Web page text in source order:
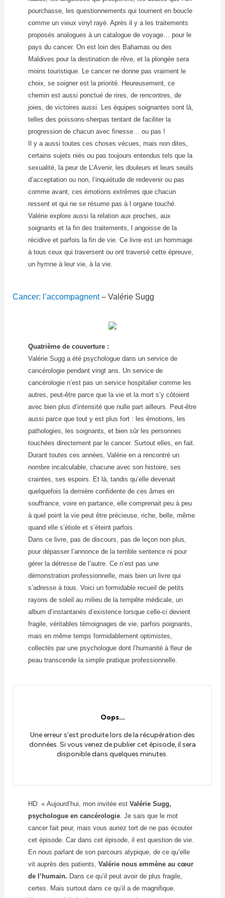
pourchasse, les questionnements qui tournent en boucle
comme un vieux vinyl rayé. Après il y a les traitements
proposés analogues à un catalogue de voyage… pour le
pays du cancer. On est loin des Bahamas ou des
Maldives pour la destination de rêve, et la plongée sera
moins touristique. Le cancer ne donne pas vraiment le
choix, se soigner est la priorité. Heureusement, ce
chemin est aussi ponctué de rires, de rencontres, de
joies, de victoires aussi. Les équipes soignantes sont là,
telles des poissons-sherpas tentant de faciliter la
progression de chacun avec finesse… ou pas !
Il y a aussi toutes ces choses vécues, mais non dites,
certains sujets niés ou pas toujours entendus tels que la
sexualité, la peur de L’Avenir, les douleurs et leurs seuils
d’acceptation ou non, l’inquiétude de redevenir ou pas
comme avant, ces émotions extrêmes que chacun
ressent et qui ne se résume pas à l organe touché.
Valérie explore aussi la relation aux proches, aux
soignants et la fin des traitements, l angoisse de la
récidive et parfois la fin de vie. Ce livre est un hommage
à tous ceux qui traversent ou ont traversé cette épreuve,
un hymne à leur vie, à la vie.
Cancer: l’accompagnent– Valérie Sugg
Quatrième de couverture :
Valérie Sugg a été psychologue dans un service de
cancérologie pendant vingt ans. Un service de
cancérologie n’est pas un service hospitalier comme les
autres, peut-être parce que la vie et la mort s’y côtoient
avec bien plus d’intensité que nulle part ailleurs. Peut-être
aussi parce que tout y est plus fort : les émotions, les
pathologies, les soignants, et bien sûr les personnes
touchées directement par le cancer. Surtout elles, en fait.
Durant toutes ces années, Valérie en a rencontré un
nombre incalculable, chacune avec son histoire, ses
craintes, ses espoirs. Et là, tandis qu’elle devenait
quelquefois la dernière confidente de ces âmes en
souffrance, voire en partance, elle comprenait peu à peu
à quel point la vie peut être précieuse, riche, belle, même
quand elle s’étiole et s’éteint parfois.
Dans ce livre, pas de discours, pas de leçon non plus,
pour dépasser l’annonce de la terrible sentence ni pour
gérer la détresse de l’autre. Ce n’est pas une
démonstration professionnelle, mais bien un livre qui
s’adresse à tous. Voici un formidable recueil de petits
rayons de soleil au milieu de la tempête médicale, un
album d’instantanés d’existence lorsque celle-ci devient
fragile, véritables témoignages de vie, parfois poignants,
mais en même temps formidablement optimistes,
collectés par une psychologue dont l’humanité à fleur de
peau transcende la simple pratique professionnelle.
HD: « Aujourd’hui, mon invitée estValérie Sugg,
psychologue en cancérologie . Je sais que le mot
cancer fait peur, mais vous auriez tort de ne pas écouter
cet épisode. Car dans cet épisode, il est question de vie.
En nous parlant de son parcours atypique, de ce qu’elle
vit auprès des patients,Valérie nous emmène au cœur
de l’humain. Dans ce qu’il peut avoir de plus fragile,
certes. Mais surtout dans ce qu’il a de magnifique.